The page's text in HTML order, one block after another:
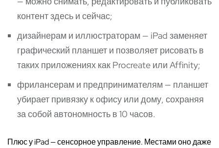
контент здесь и сейчас;
дизайнерам и иллюстраторам — iPad заменяет
графический планшет и позволяет рисовать в
таких приложениях как Procreate или Affinity;
фрилансерам и предпринимателям — планшет
убирает привязку к офису или дому, сохраняя
за собой автономность в 10 часов.
Плюс у iPad — сенсорное управление. Местами оно даже